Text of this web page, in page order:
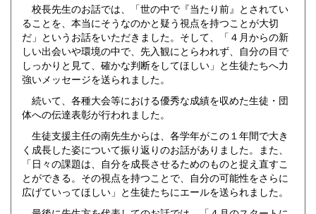
校長先生のお話では、「世の中で『当たり前』とされてい
ることを、本当にそうなのかと疑う視点を持つことが大切
だ」というお話をいただきました。そして、「４月からの新
しい出会いや環境の中で、先入観にとらわれず、自分の目で
しっかりと見て、確かな判断をしてほしい」と生徒たちへ力
強いメッセージを送られました。
続いて、各種大会等における優秀な成績を収めた生徒・団
体への伝達表彰が行われました。
生徒支援主任の南先生からは、各学年がこの１年間で大き
く成長した姿について振り返りのお話がありました。また、
「日々の課題は、自分を成長させるためのものと捉え直すこ
とができる。その視点を持つことで、自分の可能性をさらに
広げていってほしい」と生徒たちにエールを送られました。